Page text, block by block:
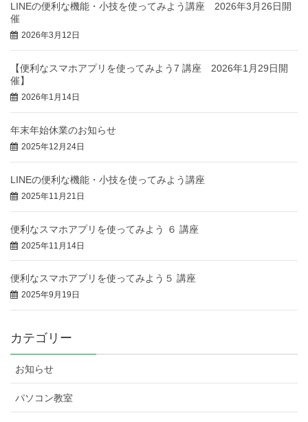
LINEの便利な機能・小技を使ってみよう講座 2026年3月26日開
催
2026年3月12日
【便利なスマホアプリを使ってみよう7 講座 2026年1月29日開
催】
2026年1月14日
年末年始休業のお知らせ
2025年12月24日
LINEの便利な機能・小技を使ってみよう講座
2025年11月21日
便利なスマホアプリを使ってみよう ６ 講座
2025年11月14日
便利なスマホアプリを使ってみよう５ 講座
2025年9月19日
カテゴリー
お知らせ
パソコン教室